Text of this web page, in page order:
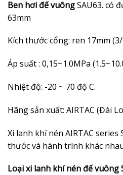
Ben hơi đế vuôngSAU63. có
63mm
Kích thước cổng: ren 17mm (3/
Áp suất : 0,15~1.0MPa
Nhiệt độ: -20 ~ 70 độ C.
Hãng sản xuất: AIRTAC (Đài
Xi lanh khí nén AIRTAC series
thước và hành trình khác
Loại xi lanh khí nén đế vuông